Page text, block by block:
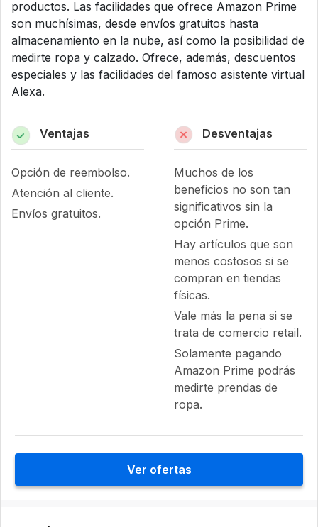
productos. Las facilidades que ofrece Amazon Prime
son muchísimas, desde envíos gratuitos hasta
almacenamiento en la nube, así como la posibilidad de
medirte ropa y calzado. Ofrece, además, descuentos
especiales y las facilidades del famoso asistente virtual
Alexa.
Ventajas
Opción de reembolso.
Atención al cliente.
Envíos gratuitos.
Desventajas
Muchos de los
beneficios no son tan
significativos sin la
opción Prime.
Hay artículos que son
menos costosos si se
compran en tiendas
físicas.
Vale más la pena si se
trata de comercio retail.
Solamente pagando
Amazon Prime podrás
medirte prendas de
ropa.
Ver ofertas